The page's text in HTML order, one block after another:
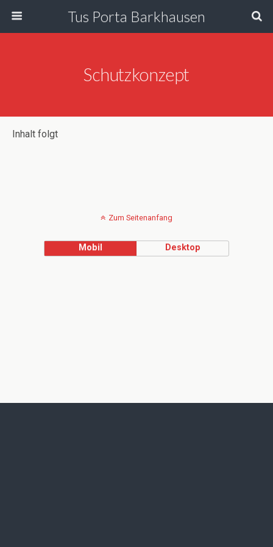
Tus Porta Barkhausen
Schutzkonzept
Inhalt folgt
Zum Seitenanfang
Mobil Desktop